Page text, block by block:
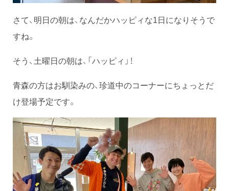
さて、明日の朝は、なんだかハッピィな1日になりそうで
すね。
そう、土曜日の朝は、「ハッピィ」！
青森の方はお馴染みの、珍道中のコーナーにちょっとだ
け登場予定です。